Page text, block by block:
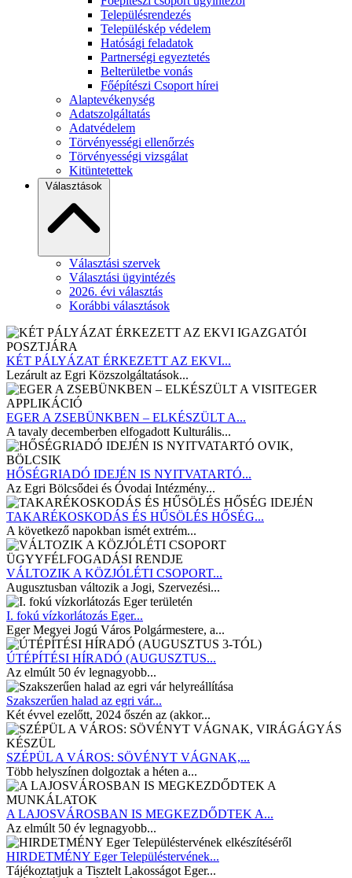
Településrendezés
Településkép védelem
Hatósági feladatok
Partnerségi egyeztetés
Belterületbe vonás
Főépítészi Csoport hírei
Alaptevékenység
Adatszolgáltatás
Adatvédelem
Törvényességi ellenőrzés
Törvényességi vizsgálat
Kitüntetettek
Választások
Választási szervek
Választási ügyintézés
2026. évi választás
Korábbi választások
KÉT PÁLYÁZAT ÉRKEZETT AZ EKVI...
Lezárult az Egri Közszolgáltatások...
EGER A ZSEBÜNKBEN – ELKÉSZÜLT A...
A tavaly decemberben elfogadott Kulturális...
HŐSÉGRIADÓ IDEJÉN IS NYITVATARTÓ...
Az Egri Bölcsődei és Óvodai Intézmény...
TAKARÉKOSKODÁS ÉS HŰSÖLÉS HŐSÉG...
A következő napokban ismét extrém...
VÁLTOZIK A KÖZJÓLÉTI CSOPORT...
Augusztusban változik a Jogi, Szervezési...
I. fokú vízkorlátozás Eger...
Eger Megyei Jogú Város Polgármestere, a...
ÚTÉPÍTÉSI HÍRADÓ (AUGUSZTUS...
Az elmúlt 50 év legnagyobb...
Szakszerűen halad az egri vár...
Két évvel ezelőtt, 2024 őszén az (akkor...
SZÉPÜL A VÁROS: SÖVÉNYT VÁGNAK,...
Több helyszínen dolgoztak a héten a...
A LAJOSVÁROSBAN IS MEGKEZDŐDTEK A...
Az elmúlt 50 év legnagyobb...
HIRDETMÉNY Eger Településtervének...
Tájékoztatjuk a Tisztelt Lakosságot Eger...